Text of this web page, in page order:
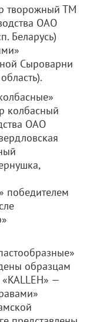
творожный ТМ
ОАО
Беларусь)
Сыроварни
колбасный
ОАО
победителем
образцам
—